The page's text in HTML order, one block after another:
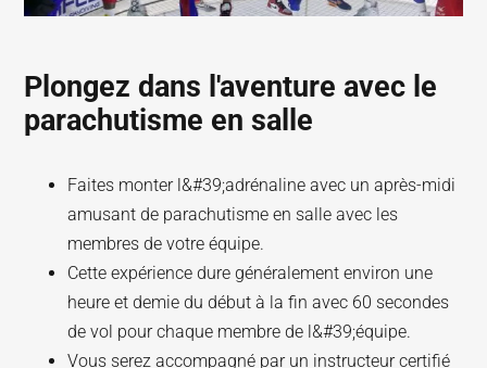
Plongez dans l'aventure avec le
parachutisme en salle
Faites monter l&#39;adrénaline avec un après-midi
amusant de parachutisme en salle avec les
membres de votre équipe.
Cette expérience dure généralement environ une
heure et demie du début à la fin avec 60 secondes
de vol pour chaque membre de l&#39;équipe.
Vous serez accompagné par un instructeur certifié